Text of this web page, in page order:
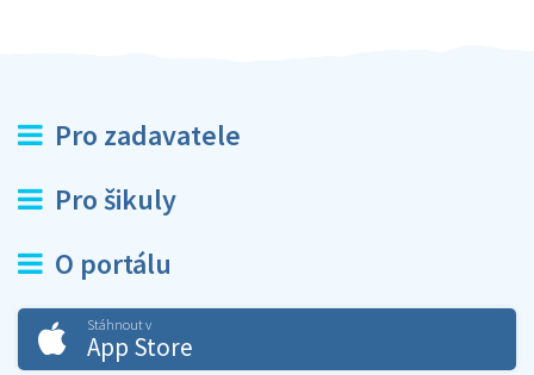
Pro zadavatele
Pro šikuly
O portálu
Stáhnout v
App Store